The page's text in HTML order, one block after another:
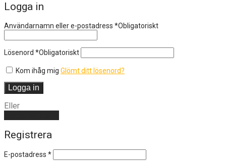
Logga in
Användarnamn eller e-postadress *Obligatoriskt
Lösenord *Obligatoriskt
Kom ihåg mig Glömt ditt lösenord?
Logga in
Eller
Registrera
E-postadress *